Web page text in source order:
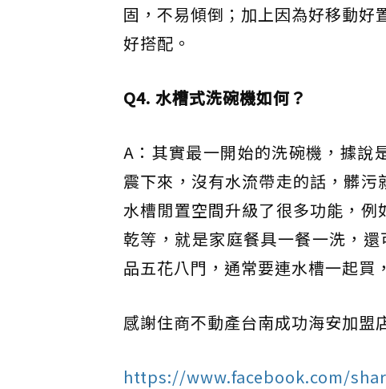
固，不易傾倒；加上因為好移動
好搭配。
Q4. 水槽式洗碗機如何？
A：其實最一開始的洗碗機，據說
震下來，沒有水流帶走的話，髒
水槽閒置空間升級了很多功能，
乾等，就是家庭餐具一餐一洗，
品五花八門，通常要連水槽一起買
感謝住商不動產台南成功海安加盟
https://www.facebook.com/